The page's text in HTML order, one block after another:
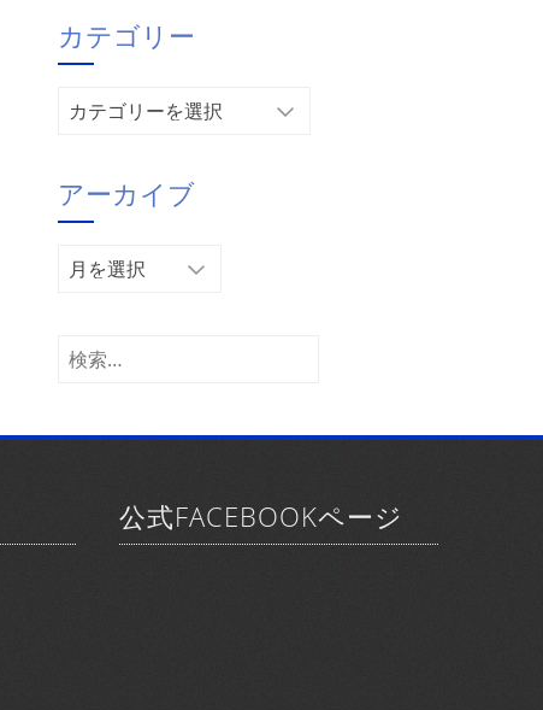
カテゴリー
カ
リ
ー
アーカイブ
ア
イ
検
公式FACEBOOKページ